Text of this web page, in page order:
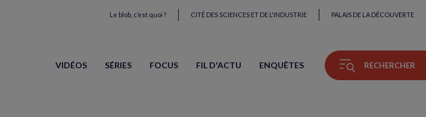
Le blob, c’est quoi ? CITÉ DES SCIENCES ET DE L'INDUSTRIE PALAIS DE LA DÉCOUVERTE
VIDÉOS SÉRIES FOCUS FIL D'ACTU ENQUÊTES RECHERCHER